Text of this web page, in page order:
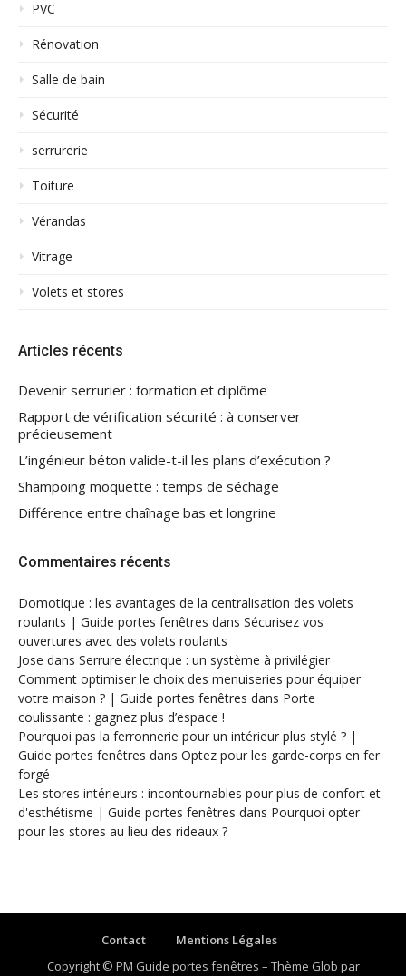
PVC
Rénovation
Salle de bain
Sécurité
serrurerie
Toiture
Vérandas
Vitrage
Volets et stores
Articles récents
Devenir serrurier : formation et diplôme
Rapport de vérification sécurité : à conserver
précieusement
L’ingénieur béton valide-t-il les plans d’exécution ?
Shampoing moquette : temps de séchage
Différence entre chaînage bas et longrine
Commentaires récents
Domotique : les avantages de la centralisation des volets
roulants | Guide portes fenêtres dans Sécurisez vos
ouvertures avec des volets roulants
Jose dans Serrure électrique : un système à privilégier
Comment optimiser le choix des menuiseries pour équiper
votre maison ? | Guide portes fenêtres dans Porte
coulissante : gagnez plus d’espace !
Pourquoi pas la ferronnerie pour un intérieur plus stylé ? |
Guide portes fenêtres dans Optez pour les garde-corps en fer
forgé
Les stores intérieurs : incontournables pour plus de confort et
d'esthétisme | Guide portes fenêtres dans Pourquoi opter
pour les stores au lieu des rideaux ?
Contact
Mentions Légales
Copyright © PM Guide portes fenêtres – Thème Glob par